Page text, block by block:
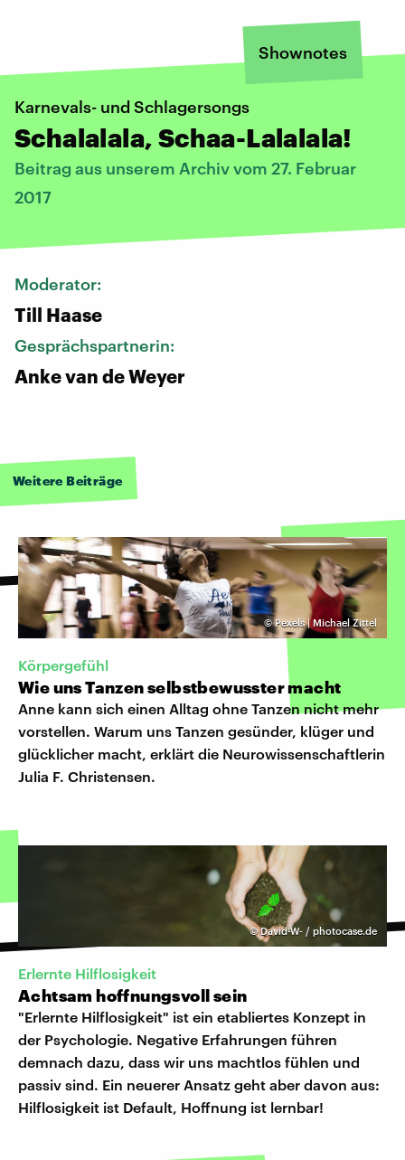
Shownotes
Karnevals- und Schlagersongs
Schalalala, Schaa-Lalalala!
Beitrag aus unserem Archiv vom 27. Februar
2017
Moderator:
Till Haase
Gesprächspartnerin:
Anke van de Weyer
Weitere Beiträge
©Pexels | Michael Zittel
Körpergefühl
Wie uns Tanzen selbstbewusster macht
Anne kann sich einen Alltag ohne Tanzen nicht mehr
vorstellen. Warum uns Tanzen gesünder, klüger und
glücklicher macht, erklärt die Neurowissenschaftlerin
Julia F. Christensen.
©David-W- / photocase.de
Erlernte Hilflosigkeit
Achtsam hoffnungsvoll sein
"Erlernte Hilflosigkeit" ist ein etabliertes Konzept in
der Psychologie. Negative Erfahrungen führen
demnach dazu, dass wir uns machtlos fühlen und
passiv sind. Ein neuerer Ansatz geht aber davon aus:
Hilflosigkeit ist Default, Hoffnung ist lernbar!